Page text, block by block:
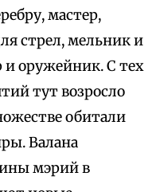
мастер,
стрел, мельник и
и оружейник. С тех
тут возросло
обитали
Валана
мэрий в